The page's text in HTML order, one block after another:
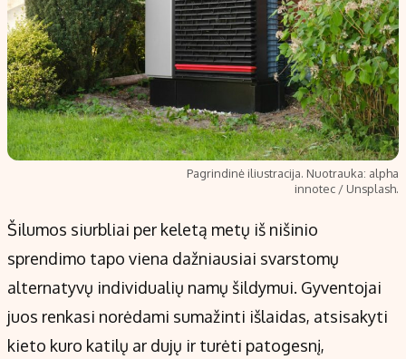
Pagrindinė iliustracija. Nuotrauka: alpha
innotec / Unsplash.
Šilumos siurbliai per keletą metų iš nišinio
sprendimo tapo viena dažniausiai svarstomų
alternatyvų individualių namų šildymui. Gyventojai
juos renkasi norėdami sumažinti išlaidas, atsisakyti
kieto kuro katilų ar dujų ir turėti patogesnį,